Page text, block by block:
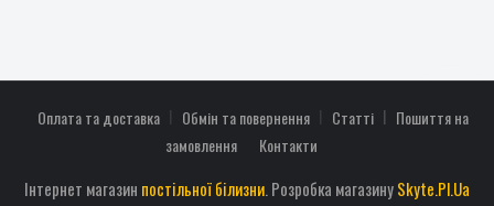
Оплата та доставка Обмін та повернення Статті
Пошиття на
замовлення
Контакти
Інтернет магазин постільної білизни. Розробка магазинуSkyte.Pl.Ua